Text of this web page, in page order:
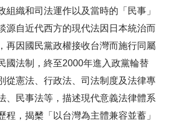
組織和司法運作以及當時的「民事」
源自近代西方的現代法因日本統治而
再因國民黨政權接收台灣而施行同屬
國法制，終至2000年進入政黨輪替
從憲法、行政法、司法制度及法律專
、民事法等，描述現代意義法律體系
程，揭櫫「以台灣為主體兼容並蓄」